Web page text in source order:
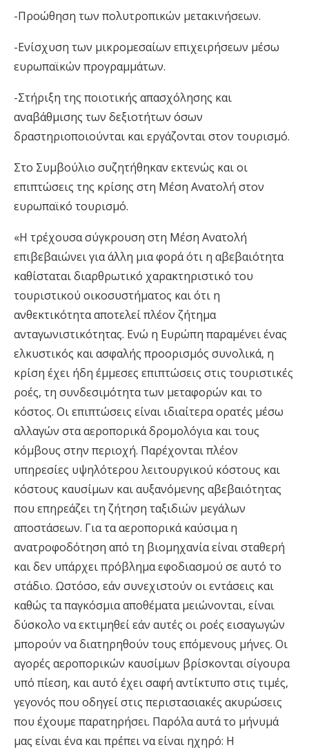
-Προώθηση των πολυτροπικών μετακινήσεων.
-Ενίσχυση των μικρομεσαίων επιχειρήσεων μέσω
ευρωπαϊκών προγραμμάτων.
-Στήριξη της ποιοτικής απασχόλησης και
αναβάθμισης των δεξιοτήτων όσων
δραστηριοποιούνται και εργάζονται στον τουρισμό.
Στο Συμβούλιο συζητήθηκαν εκτενώς και οι
επιπτώσεις της κρίσης στη Μέση Ανατολή στον
ευρωπαϊκό τουρισμό.
«Η τρέχουσα σύγκρουση στη Μέση Ανατολή
επιβεβαιώνει για άλλη μια φορά ότι η αβεβαιότητα
καθίσταται διαρθρωτικό χαρακτηριστικό του
τουριστικού οικοσυστήματος και ότι η
ανθεκτικότητα αποτελεί πλέον ζήτημα
ανταγωνιστικότητας. Ενώ η Ευρώπη παραμένει ένας
ελκυστικός και ασφαλής προορισμός συνολικά, η
κρίση έχει ήδη έμμεσες επιπτώσεις στις τουριστικές
ροές, τη συνδεσιμότητα των μεταφορών και το
κόστος. Οι επιπτώσεις είναι ιδιαίτερα ορατές μέσω
αλλαγών στα αεροπορικά δρομολόγια και τους
κόμβους στην περιοχή. Παρέχονται πλέον
υπηρεσίες υψηλότερου λειτουργικού κόστους και
κόστους καυσίμων και αυξανόμενης αβεβαιότητας
που επηρεάζει τη ζήτηση ταξιδιών μεγάλων
αποστάσεων. Για τα αεροπορικά καύσιμα η
ανατροφοδότηση από τη βιομηχανία είναι σταθερή
και δεν υπάρχει πρόβλημα εφοδιασμού σε αυτό το
στάδιο. Ωστόσο, εάν συνεχιστούν οι εντάσεις και
καθώς τα παγκόσμια αποθέματα μειώνονται, είναι
δύσκολο να εκτιμηθεί εάν αυτές οι ροές εισαγωγών
μπορούν να διατηρηθούν τους επόμενους μήνες. Οι
αγορές αεροπορικών καυσίμων βρίσκονται σίγουρα
υπό πίεση, και αυτό έχει σαφή αντίκτυπο στις τιμές,
γεγονός που οδηγεί στις περιστασιακές ακυρώσεις
που έχουμε παρατηρήσει. Παρόλα αυτά το μήνυμά
μας είναι ένα και πρέπει να είναι ηχηρό: Η